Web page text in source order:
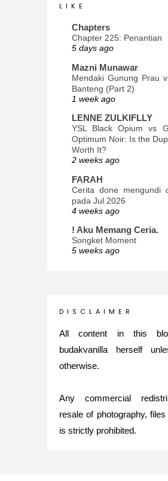
L I K E
Chapters
Chapter 225: Penantian
5 days ago
Mazni Munawar
Mendaki Gunung Prau
Banteng (Part 2)
1 week ago
LENNE ZULKIFLLY
YSL Black Opium vs
Optimum Noir: Is the
Worth It?
2 weeks ago
FARAH
Cerita done mengundi
pada Jul 2026
4 weeks ago
! Aku Memang Ceria.
Songket Moment
5 weeks ago
INTROVERTED GIRL
Glory of Special Forces!
Maria Elena
What's up
Nurul Rasya
Back in Japan for My
Recap of New Challenge
8 months ago
D I S C L A I M E R
All content in this
budakvanilla herself
otherwise.
Any commercial
resale of photography,
is strictly prohibited.